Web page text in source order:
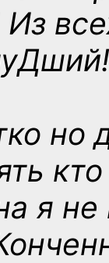
Из
но
я не